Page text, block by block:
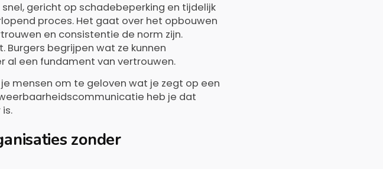
gericht op schadebeperking en tijdelijk
proces. Het gaat over het opbouwen
en consistentie de norm zijn.
begrijpen wat ze kunnen
al een fundament van vertrouwen.
mensen om te geloven wat je zegt op een
heb je dat
zonder